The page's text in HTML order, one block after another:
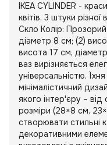
IKEA CYLINDER -
квітів. 3 штуки
Скло Колір:
діаметр 8 см; (2)
висота 17 см,
ваз вирізняється
універсальністю.
мінімалістичний
якого інтер'єру – від
розміри (28×8 см,
створювати стильні
декоративними